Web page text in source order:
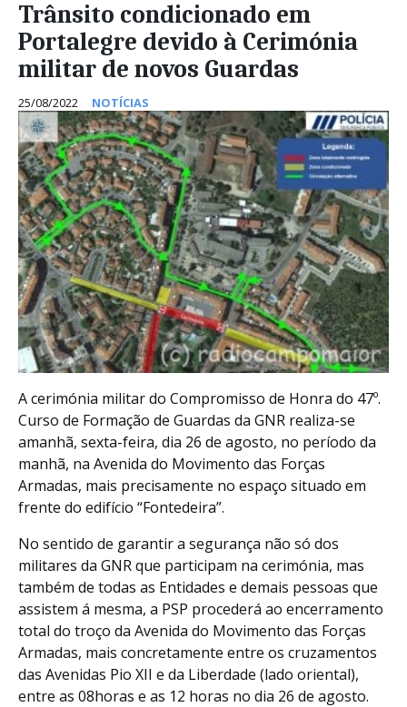
Trânsito condicionado em
Portalegre devido à Cerimónia
militar de novos Guardas
25/08/2022 NOTÍCIAS
A cerimónia militar do Compromisso de Honra do 47º.
Curso de Formação de Guardas da GNR realiza-se
amanhã, sexta-feira, dia 26 de agosto, no período da
manhã, na Avenida do Movimento das Forças
Armadas, mais precisamente no espaço situado em
frente do edifício “Fontedeira”.
No sentido de garantir a segurança não só dos
militares da GNR que participam na cerimónia, mas
também de todas as Entidades e demais pessoas que
assistem á mesma, a PSP procederá ao encerramento
total do troço da Avenida do Movimento das Forças
Armadas, mais concretamente entre os cruzamentos
das Avenidas Pio XII e da Liberdade (lado oriental),
entre as 08horas e as 12 horas no dia 26 de agosto.